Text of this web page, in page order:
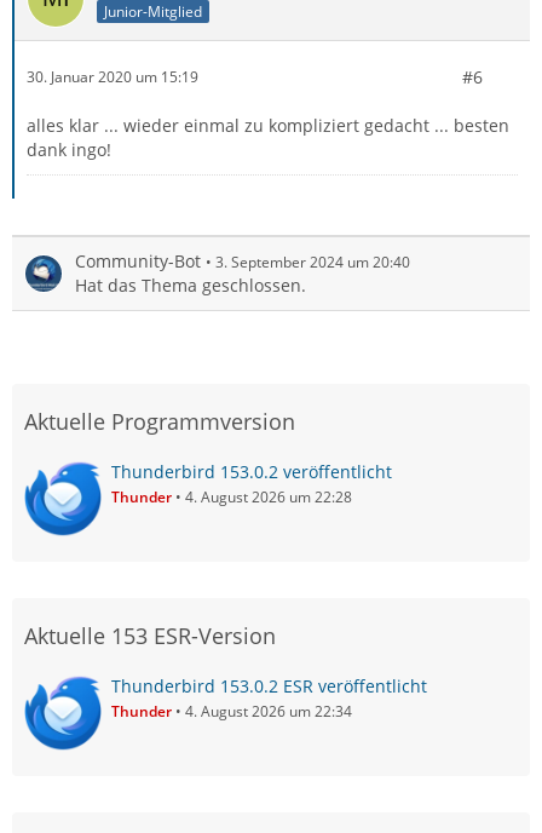
Junior-Mitglied
30. Januar 2020 um 15:19 #6
alles klar ... wieder einmal zu kompliziert gedacht ... besten
dank ingo!
Community-Bot 3. September 2024 um 20:40
Hat das Thema geschlossen.
Aktuelle Programmversion
Thunderbird 153.0.2 veröffentlicht
Thunder 4. August 2026 um 22:28
Aktuelle 153 ESR-Version
Thunderbird 153.0.2 ESR veröffentlicht
Thunder 4. August 2026 um 22:34